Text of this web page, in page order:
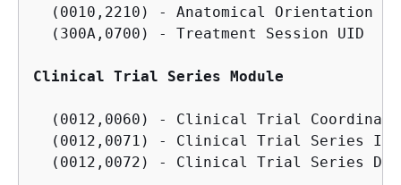
(0010,2210) - Anatomical Orientation
  (300A,0700) - Treatment Session UID
Clinical Trial Series Module
(0012,0060) - Clinical Trial
  (0012,0071) - Clinical Trial Series ID
(0012,0072) - Clinical Trial Series